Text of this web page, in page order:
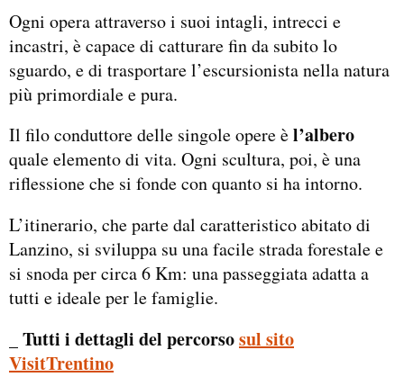
Ogni opera attraverso i suoi intagli, intrecci e
incastri, è capace di catturare fin da subito lo
sguardo, e di trasportare l’escursionista nella natura
più primordiale e pura.
Il filo conduttore delle singole opere èl’albero
quale elemento di vita. Ogni scultura, poi, è una
riflessione che si fonde con quanto si ha intorno.
L’itinerario, che parte dal caratteristico abitato di
Lanzino, si sviluppa su una facile strada forestale e
si snoda per circa 6 Km: una passeggiata adatta a
tutti e ideale per le famiglie.
_ Tutti i dettagli del percorsosul sito
VisitTrentino